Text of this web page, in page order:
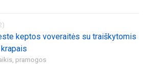
keptos voveraitės su traiškytomis
pramogos